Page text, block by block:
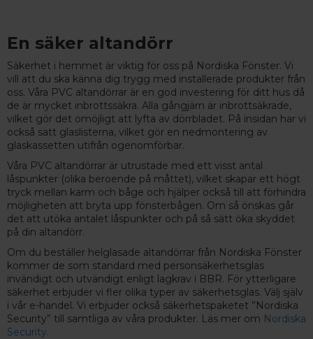
En säker altandörr
Säkerhet i hemmet är viktig för oss på Nordiska Fönster. Vi
vill att du ska känna dig trygg med installerade produkter från
oss. Våra PVC altandörrar är en god investering för ditt hus då
de är mycket inbrottssäkra. Alla gångjärn är inbrottsäkrade,
vilket gör det omöjligt att lyfta av dörrbladet. På insidan har vi
också satt glaslisterna, vilket gör en nedmontering av
glaskassetten utifrån ogenomförbar.
Våra PVC altandörrar är utrustade med ett visst antal
låspunkter (olika beroende på måttet), vilket skapar ett högt
tryck mellan karm och båge och hjälper också till att förhindra
möjligheten att bryta upp fönsterbågen. Om så önskas går
det att utöka antalet låspunkter och på så sätt öka skyddet
på din altandörr.
Om du beställer helglasade altandörrar från Nordiska Fönster
kommer de som standard med personsäkerhetsglas
invändigt och utvändigt enligt lagkrav i BBR. För ytterligare
säkerhet erbjuder vi fler olika typer av säkerhetsglas. Välj själv
i vår e-handel. Vi erbjuder också säkerhetspaketet ”Nordiska
Security” till samtliga av våra produkter. Läs mer om Nordiska
Security.